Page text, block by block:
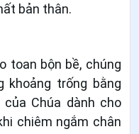
bản thân.
toan bộn bề, chúng
trống bằng
Chúa dành cho
chiêm ngắm chân